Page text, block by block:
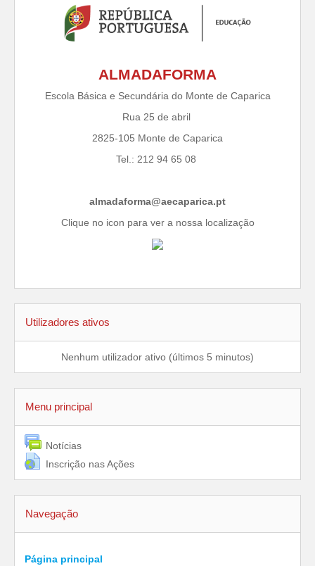
ALMADAFORMA
Escola Básica e Secundária do Monte de Caparica
Rua 25 de abril
2825-105 Monte de Caparica
Tel.: 212 94 65 08
almadaforma@aecaparica.pt
Clique no icon para ver a nossa localização
Utilizadores ativos
Nenhum utilizador ativo (últimos 5 minutos)
Menu principal
Notícias
Inscrição nas Ações
Navegação
Página principal